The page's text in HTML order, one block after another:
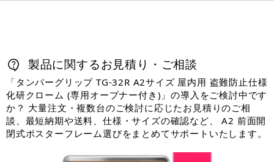
製品に関するお見積り・ご相談
「タンパーグリップ TG-32R A2サイズ 屋内用 盗難防止仕様
化研クローム (専用オープナー付き)」の導入をご検討中です
か？ 大量注文・複数台のご検討に応じたお見積りのご相
談、最短納期や送料、仕様・サイズの確認など、 A2 前面開
閉式ポスターフレーム選びをまとめてサポートいたします。